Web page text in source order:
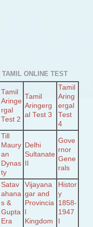
TAMIL ONLINE TEST
Tamil
Aringe
rgal
Test 2
Tamil
Aringerg
al Test 3
Tamil
Aring
ergal
Test
4
Till
Maury
an
Dynas
ty
Delhi
Sultanate
II
Gove
rnor
Gene
rals
Satav
ahana
s &
Gupta
Era
Vijayana
gar and
Provincia
l
Kingdom
Histor
y
1858-
1947
I